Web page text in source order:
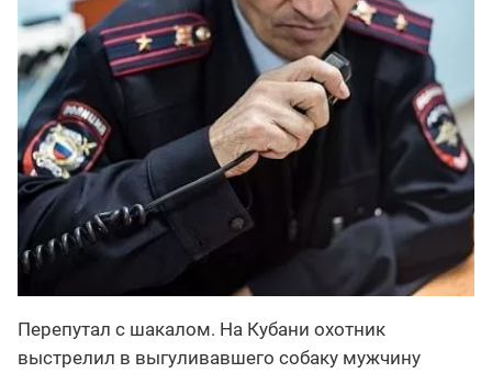
Перепутал с шакалом. На Кубани охотник
выстрелил в выгуливавшего собаку мужчину